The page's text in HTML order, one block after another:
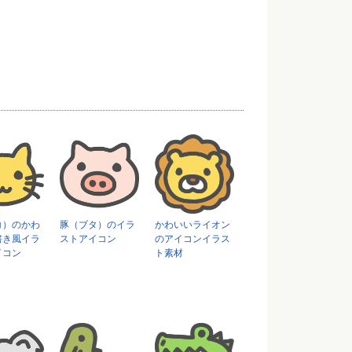
）のかわ
風イラ
ン
豚（ブタ）のイラ
ストアイコン
かわいいライオン
のアイコンイラス
ト素材